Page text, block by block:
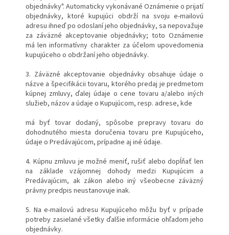
objednávky". Automaticky vykonávané Oznámenie o prijatí
objednávky, ktoré kupujúci obdrží na svoju e-mailovú
adresu ihneď po odoslaní jeho objednávky, sa nepovažuje
za záväzné akceptovanie objednávky; toto Oznámenie
má len informatívny charakter za účelom upovedomenia
kupujúceho o obdržaní jeho objednávky.
3. Záväzné akceptovanie objednávky obsahuje údaje o
názve a špecifikácii tovaru, ktorého predaj je predmetom
kúpnej zmluvy, ďalej údaje o cene tovaru a/alebo iných
služieb, názov a údaje o Kupujúcom, resp. adrese, kde
má byť tovar dodaný, spôsobe prepravy tovaru do
dohodnutého miesta doručenia tovaru pre Kupujúceho,
údaje o Predávajúcom, prípadne aj iné údaje.
4. Kúpnu zmluvu je možné meniť, rušiť alebo dopĺňať len
na základe vzájomnej dohody medzi Kupujúcim a
Predávajúcim, ak zákon alebo iný všeobecne záväzný
právny predpis neustanovuje inak.
5. Na e-mailovú adresu Kupujúceho môžu byť v prípade
potreby zasielané všetky ďalšie informácie ohľadom jeho
objednávky.